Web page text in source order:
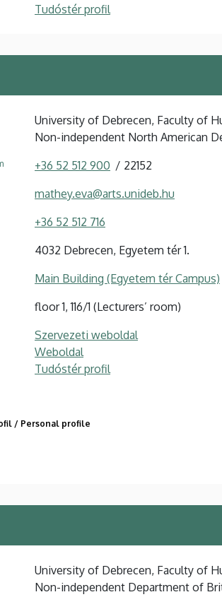
Tudóstér profil
University of Debrecen, Faculty of
Non-independent North American
+36 52 512 900 22152
mathey.eva@arts.unideb.hu
+36 52 512 716
4032 Debrecen, Egyetem tér 1.
Main Building (Egyetem tér Campus)
floor 1, 116/1 (Lecturers’ room)
Szervezeti weboldal
Weboldal
Tudóstér profil
/ Personal profile
University of Debrecen, Faculty of
Non-independent Department of